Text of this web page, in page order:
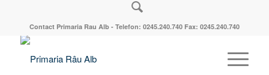
Contact Primaria Rau Alb - Telefon: 0245.240.740 Fax: 0245.240.740